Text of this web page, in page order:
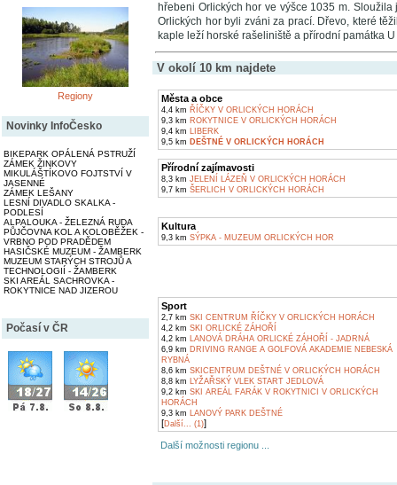
Regiony
Novinky InfoČesko
BIKEPARK OPÁLENÁ PSTRUŽÍ
ZÁMEK ŽINKOVY
MIKULÁŠTÍKOVO FOJTSTVÍ V
JASENNÉ
ZÁMEK LEŠANY
LESNÍ DIVADLO SKALKA -
PODLESÍ
ALPALOUKA - ŽELEZNÁ RUDA
PŮJČOVNA KOL A KOLOBĚŽEK -
VRBNO POD PRADĚDEM
HASIČSKÉ MUZEUM - ŽAMBERK
MUZEUM STARÝCH STROJŮ A
TECHNOLOGIÍ - ŽAMBERK
SKI AREÁL SACHROVKA -
ROKYTNICE NAD JIZEROU
Počasí v ČR
hřebeni Orlických hor ve výšce 1035 m.
Orlických hor byli zváni za prací. Dřevo, které
kaple leží horské rašeliniště a přírodní památka
V okolí 10 km najdete
Města a obce
4,4 km ŘÍČKY V ORLICKÝCH HORÁCH
9,3 km ROKYTNICE V ORLICKÝCH HORÁCH
9,4 km LIBERK
9,5 km DEŠTNÉ V ORLICKÝCH HORÁCH
Přírodní zajímavosti
8,3 km JELENÍ LÁZEŇ V ORLICKÝCH HORÁCH
9,7 km ŠERLICH V ORLICKÝCH HORÁCH
Kultura
9,3 km SÝPKA - MUZEUM ORLICKÝCH HOR
Sport
2,7 km SKI CENTRUM ŘÍČKY V ORLICKÝCH HORÁCH
4,2 km SKI ORLICKÉ ZÁHOŘÍ
4,2 km LANOVÁ DRÁHA ORLICKÉ ZÁHOŘÍ - JADRNÁ
6,9 km DRIVING RANGE A GOLFOVÁ AKADEMIE NEBESKÁ
RYBNÁ
8,6 km SKICENTRUM DEŠTNÉ V ORLICKÝCH HORÁCH
8,8 km LYŽAŘSKÝ VLEK START JEDLOVÁ
9,2 km SKI AREÁL FARÁK V ROKYTNICI V ORLICKÝCH
HORÁCH
9,3 km LANOVÝ PARK DEŠTNÉ
[Další... (1)]
Další možnosti regionu ...